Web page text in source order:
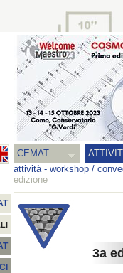
CEMAT
attività- workshop /
edizione
3a